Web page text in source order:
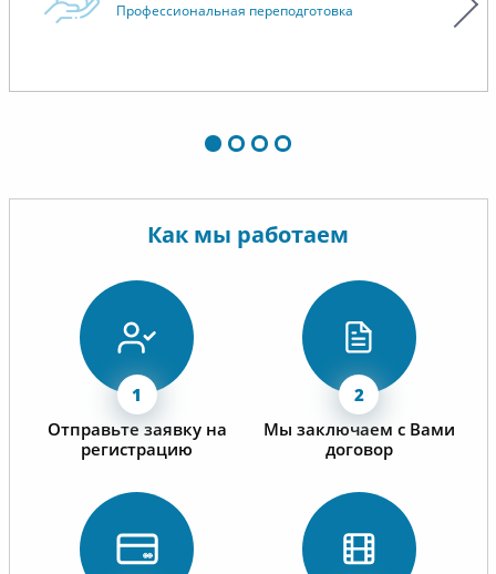
высоком качестве учебных
Профессиональная переподготовка
Как мы работаем
Отправьте заявку на
регистрацию
Мы заключаем с Вами
договор